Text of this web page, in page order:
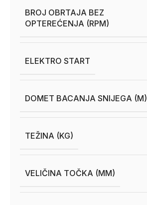
BROJ OBRTAJA BEZ
OPTEREĆENJA (RPM)
ELEKTRO START
DOMET BACANJA SNIJEGA (M)
TEŽINA (KG)
VELIČINA TOČKA (MM)